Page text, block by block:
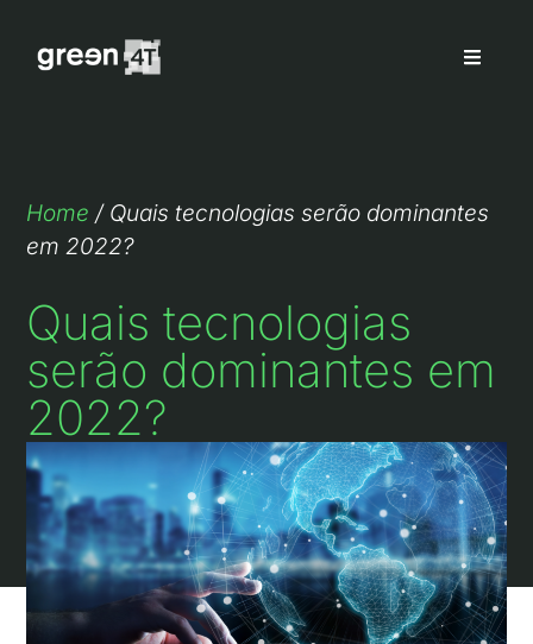
Home / Quais tecnologias serão dominantes
em 2022?
Quais tecnologias
serão dominantes em
2022?